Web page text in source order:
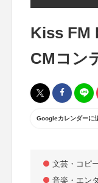
Kiss FM
CMコン
Googleカレンダーに
文芸・コピ
音楽・エン